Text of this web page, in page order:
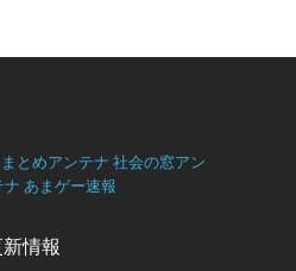
とめアンテナ 社会の窓アン
ナ あまゲー速報
情報